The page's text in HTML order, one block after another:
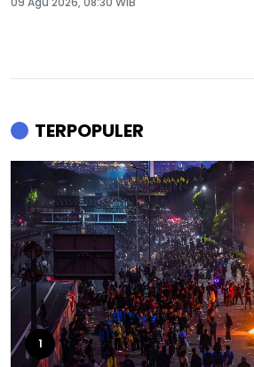
TERPOPULER
1